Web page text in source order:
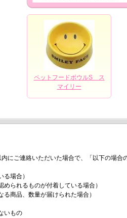
ペットフードボウルS ス
マイリー
にご連絡いただいた場合で、「以下の場合
場合）
られるものが付着している場合）
商品、数量が届けられた場合）
いもの